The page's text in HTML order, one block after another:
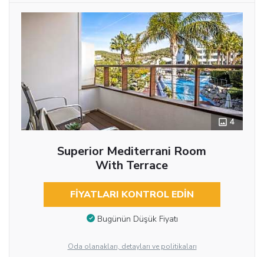
4
Superior Mediterrani Room
With Terrace
FIYATLARI KONTROL EDIN
Bugünün Düşük Fiyatı
Oda olanakları, detayları ve politikaları